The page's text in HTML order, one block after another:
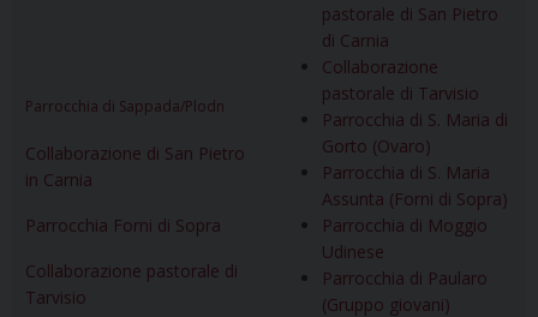
Parrocchia di Sappada/Plodn
Collaborazione di San Pietro
in Carnia
Parrocchia Forni di Sopra
Collaborazione pastorale di
Tarvisio
pastorale di San Pietro
di Carnia
Collaborazione
pastorale di Tarvisio
Parrocchia di S. Maria di
Gorto (Ovaro)
Parrocchia di S. Maria
Assunta (Forni di Sopra)
Parrocchia di Moggio
Udinese
Parrocchia di Paularo
(Gruppo giovani)